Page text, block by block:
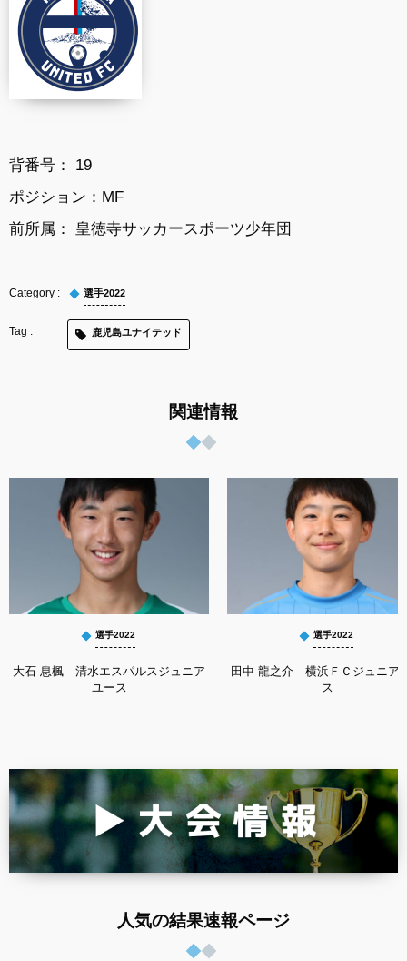
背番号： 19
ポジション：MF
前所属： 皇徳寺サッカースポーツ少年団
選手2022
鹿児島ユナイテッド
関連情報
選手2022
大石 息楓 清水エスパルスジュニア
ユース
選手2022
田中 龍之介 横浜ＦＣジュニア
ス
人気の結果速報ページ